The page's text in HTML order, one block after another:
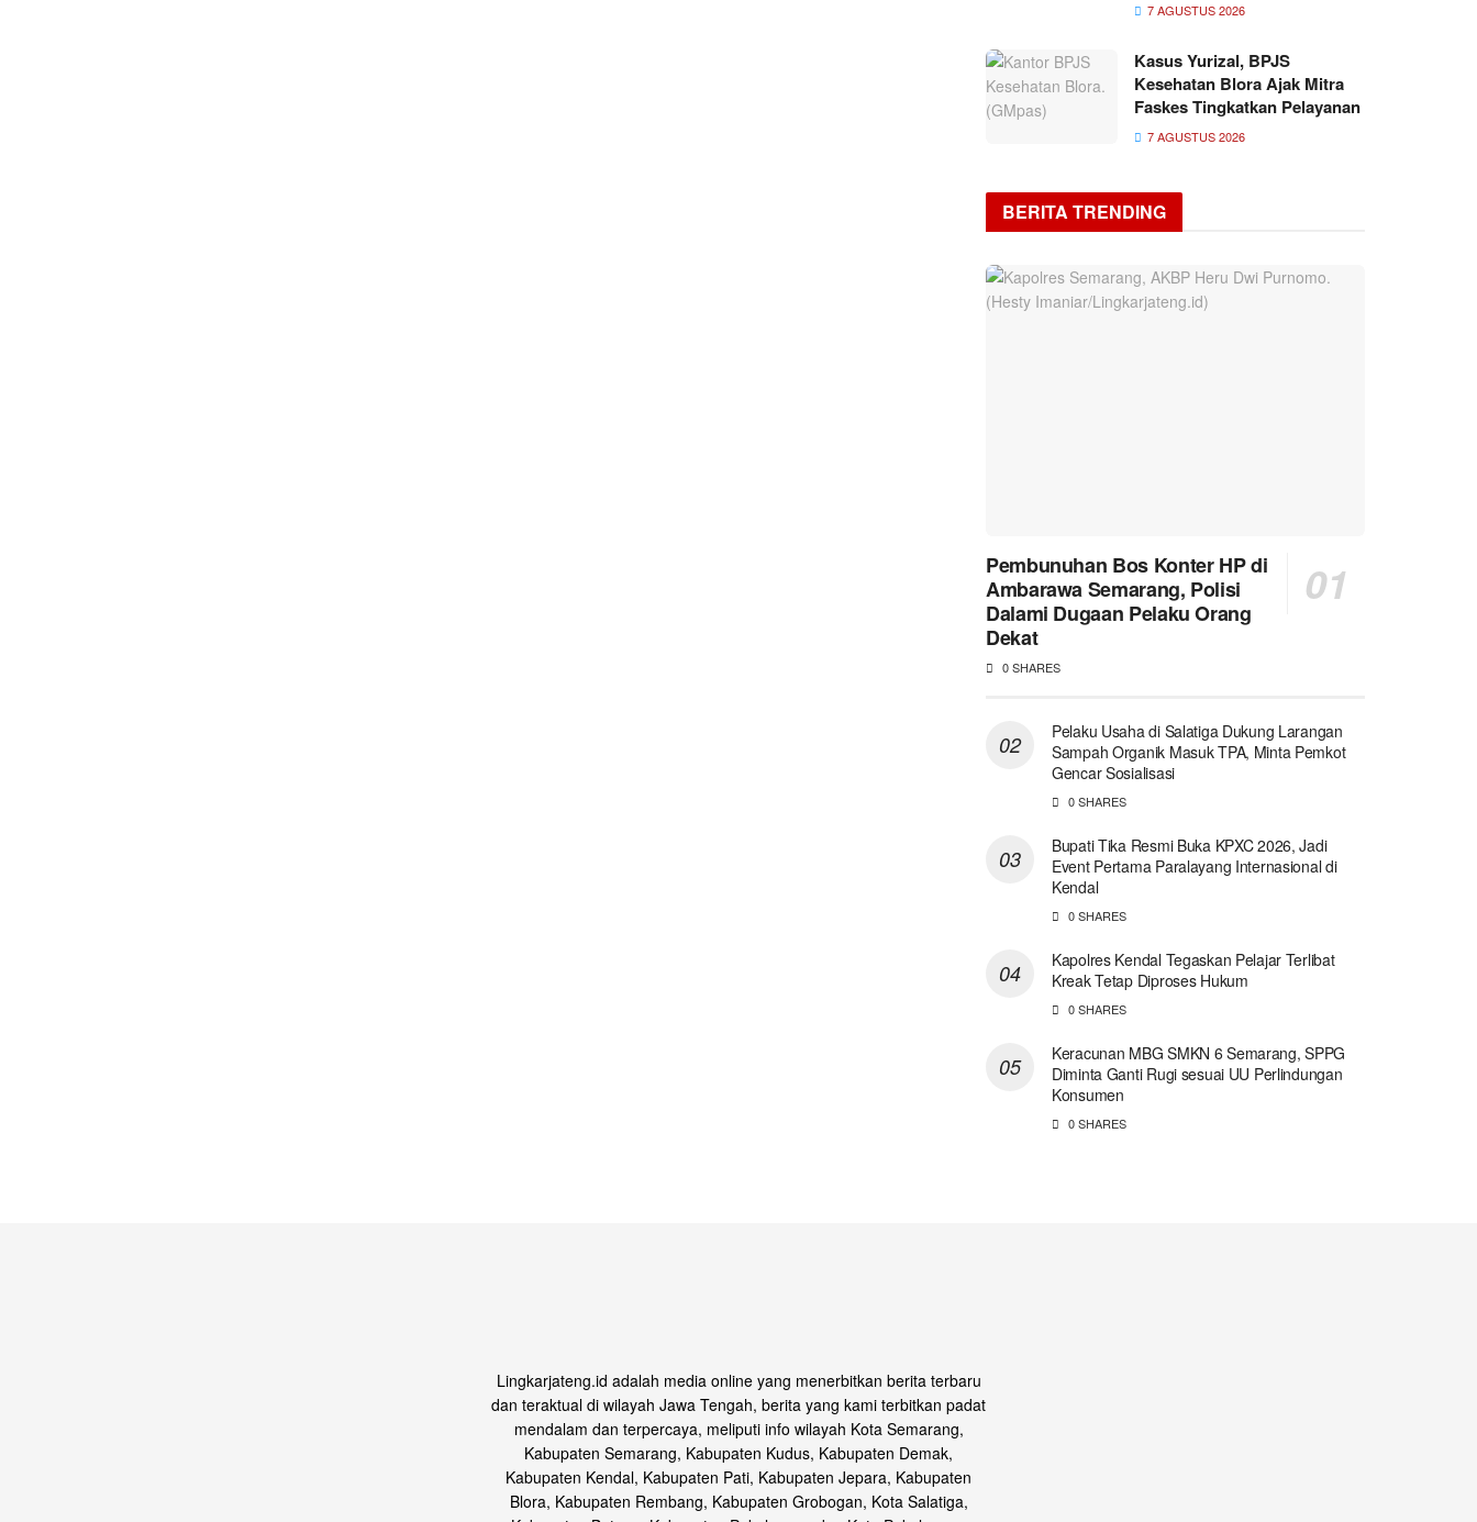
7 AGUSTUS 2026
Kasus Yurizal, BPJS
Kesehatan Blora Ajak Mitra
Faskes Tingkatkan Pelayanan
7 AGUSTUS 2026
BERITA TRENDING
Pembunuhan Bos Konter HP di
Ambarawa Semarang, Polisi
Dalami Dugaan Pelaku Orang
Dekat
0 SHARES
Pelaku Usaha di Salatiga Dukung Larangan
Sampah Organik Masuk TPA, Minta Pemkot
Gencar Sosialisasi
0 SHARES
Bupati Tika Resmi Buka KPXC 2026, Jadi
Event Pertama Paralayang Internasional di
Kendal
0 SHARES
Kapolres Kendal Tegaskan Pelajar Terlibat
Kreak Tetap Diproses Hukum
0 SHARES
Keracunan MBG SMKN 6 Semarang, SPPG
Diminta Ganti Rugi sesuai UU Perlindungan
Konsumen
0 SHARES
Lingkarjateng.id adalah media online yang menerbitkan berita terbaru
dan teraktual di wilayah Jawa Tengah, berita yang kami terbitkan padat
mendalam dan terpercaya, meliputi info wilayah Kota Semarang,
Kabupaten Semarang, Kabupaten Kudus, Kabupaten Demak,
Kabupaten Kendal, Kabupaten Pati, Kabupaten Jepara, Kabupaten
Blora, Kabupaten Rembang, Kabupaten Grobogan, Kota Salatiga,